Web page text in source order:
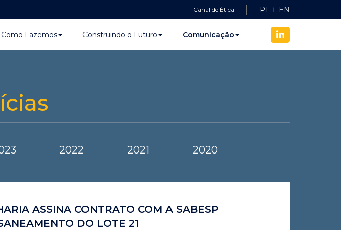
Canal de Ética PT EN
Como Fazemos Construindo o Futuro Comunicação
2022 2021 2020
ASSINA CONTRATO COM A SABESP
DO LOTE 21